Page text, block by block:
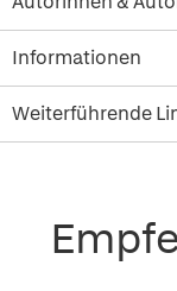
Informationen
Weiterführende